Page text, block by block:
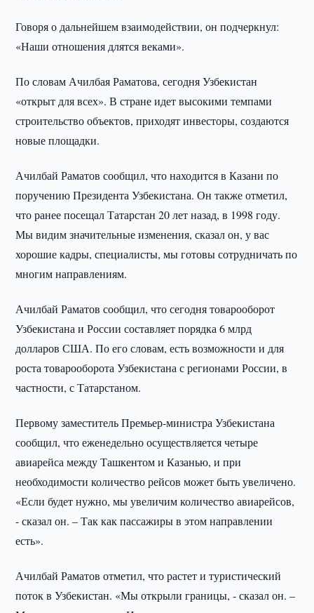
Говоря о дальнейшем взаимодействии, он подчеркнул:
«Наши отношения длятся веками».
По словам Ачилбая Раматова, сегодня Узбекистан
«открыт для всех». В стране идет высокими темпами
строительство объектов, приходят инвесторы, создаются
новые площадки.
Ачилбай Раматов сообщил, что находится в Казани по
поручению Президента Узбекистана. Он также отметил,
что ранее посещал Татарстан 20 лет назад, в 1998 году.
Мы видим значительные изменения, сказал он, у вас
хорошие кадры, специалисты, мы готовы сотрудничать по
многим направлениям.
Ачилбай Раматов сообщил, что сегодня товарооборот
Узбекистана и России составляет порядка 6 млрд
долларов США. По его словам, есть возможности и для
роста товарооборота Узбекистана с регионами России, в
частности, с Татарстаном.
Первому заместитель Премьер-министра Узбекистана
сообщил, что еженедельно осуществляется четыре
авиарейса между Ташкентом и Казанью, и при
необходимости количество рейсов может быть увеличено.
«Если будет нужно, мы увеличим количество авиарейсов,
- сказал он. – Так как пассажиры в этом направлении
есть».
Ачилбай Раматов отметил, что растет и туристический
поток в Узбекистан. «Мы открыли границы, - сказал он. –